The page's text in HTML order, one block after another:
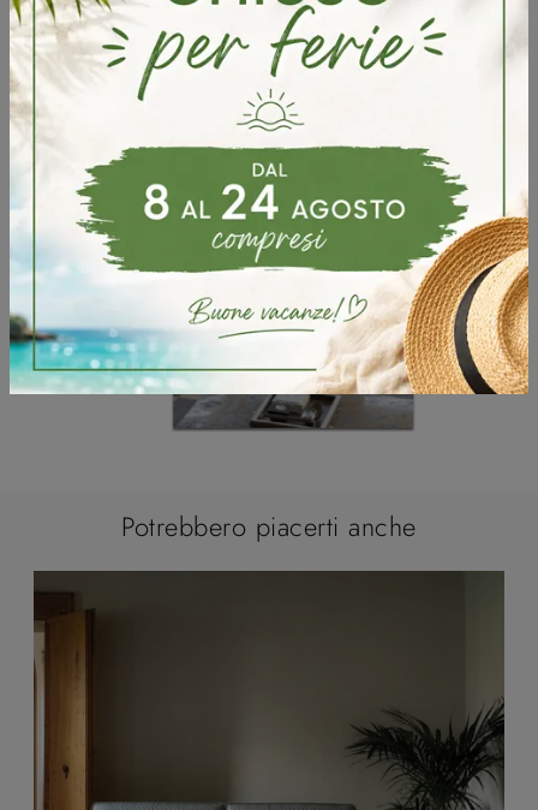
Sfoglia i cataloghi
Potrebbero piacerti anche